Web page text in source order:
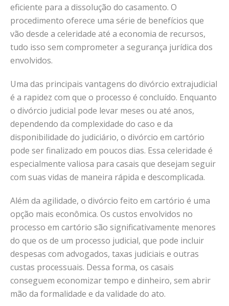
eficiente para a dissolução do casamento. O
procedimento oferece uma série de benefícios que
vão desde a celeridade até a economia de recursos,
tudo isso sem comprometer a segurança jurídica dos
envolvidos.
Uma das principais vantagens do divórcio extrajudicial
é a rapidez com que o processo é concluído. Enquanto
o divórcio judicial pode levar meses ou até anos,
dependendo da complexidade do caso e da
disponibilidade do judiciário, o divórcio em cartório
pode ser finalizado em poucos dias. Essa celeridade é
especialmente valiosa para casais que desejam seguir
com suas vidas de maneira rápida e descomplicada.
Além da agilidade, o divórcio feito em cartório é uma
opção mais econômica. Os custos envolvidos no
processo em cartório são significativamente menores
do que os de um processo judicial, que pode incluir
despesas com advogados, taxas judiciais e outras
custas processuais. Dessa forma, os casais
conseguem economizar tempo e dinheiro, sem abrir
mão da formalidade e da validade do ato.